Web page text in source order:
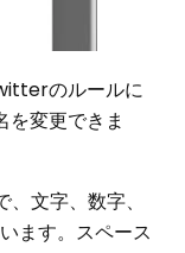
のルールに
変更できま
文字、数字、
ます。スペース